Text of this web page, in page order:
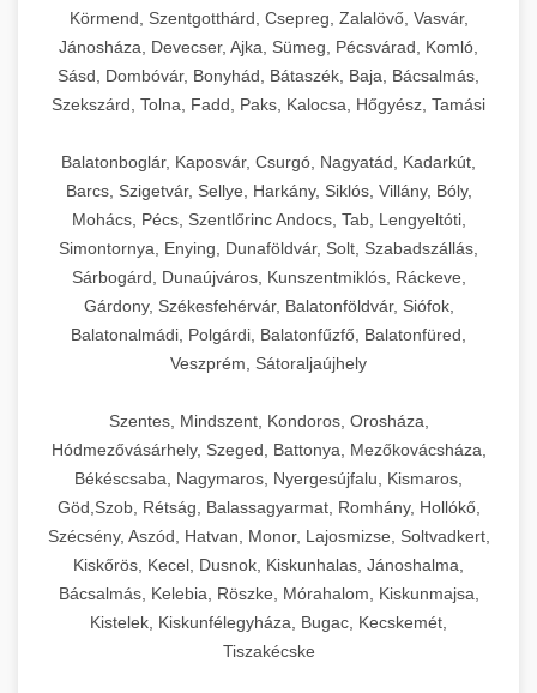
Körmend, Szentgotthárd, Csepreg, Zalalövő, Vasvár,
Jánosháza, Devecser, Ajka, Sümeg, Pécsvárad, Komló,
Sásd, Dombóvár, Bonyhád, Bátaszék, Baja, Bácsalmás,
Szekszárd, Tolna, Fadd, Paks, Kalocsa, Hőgyész, Tamási
Balatonboglár, Kaposvár, Csurgó, Nagyatád, Kadarkút,
Barcs, Szigetvár, Sellye, Harkány, Siklós, Villány, Bóly,
Mohács, Pécs, Szentlőrinc Andocs, Tab, Lengyeltóti,
Simontornya, Enying, Dunaföldvár, Solt, Szabadszállás,
Sárbogárd, Dunaújváros, Kunszentmiklós, Ráckeve,
Gárdony, Székesfehérvár, Balatonföldvár, Siófok,
Balatonalmádi, Polgárdi, Balatonfűzfő, Balatonfüred,
Veszprém, Sátoraljaújhely
Szentes, Mindszent, Kondoros, Orosháza,
Hódmezővásárhely, Szeged, Battonya, Mezőkovácsháza,
Békéscsaba, Nagymaros, Nyergesújfalu, Kismaros,
Göd,Szob, Rétság, Balassagyarmat, Romhány, Hollókő,
Szécsény, Aszód, Hatvan, Monor, Lajosmizse, Soltvadkert,
Kiskőrös, Kecel, Dusnok, Kiskunhalas, Jánoshalma,
Bácsalmás, Kelebia, Röszke, Mórahalom, Kiskunmajsa,
Kistelek, Kiskunfélegyháza, Bugac, Kecskemét,
Tiszakécske